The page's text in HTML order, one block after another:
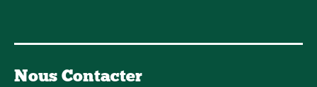
Nous Contacter